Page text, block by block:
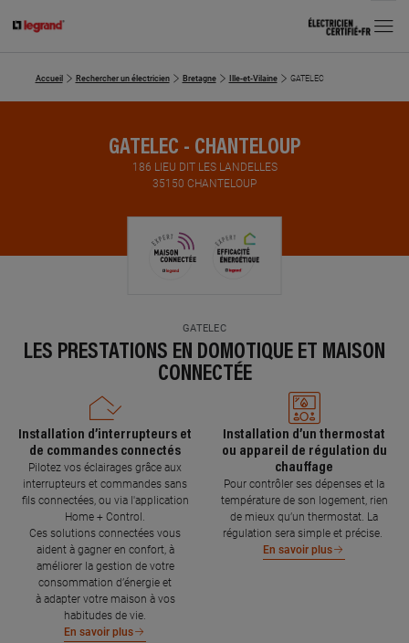
MENU
Accueil Rechercher un électricien Bretagne Ille-et-Vilaine GATELEC
GATELEC - CHANTELOUP
186 LIEU DIT LES LANDELLES
35150 CHANTELOUP
GATELEC
LES PRESTATIONS EN DOMOTIQUE ET MAISON
CONNECTÉE
Installation d’interrupteurs et
de commandes connectés
Pilotez vos éclairages grâce aux
interrupteurs et commandes sans
fils connectées, ou via l'application
Home + Control.
Ces solutions connectées vous
aident à gagner en confort, à
améliorer la gestion de votre
consommation d’énergie et
à adapter votre maison à vos
habitudes de vie.
En savoir plus
Installation d’un thermostat
ou appareil de régulation du
chauffage
Pour contrôler ses dépenses et la
température de son logement, rien
de mieux qu’un thermostat. La
régulation sera simple et précise.
En savoir plus